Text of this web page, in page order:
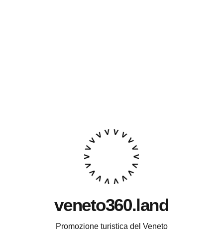
veneto360.land
Promozione turistica del Veneto